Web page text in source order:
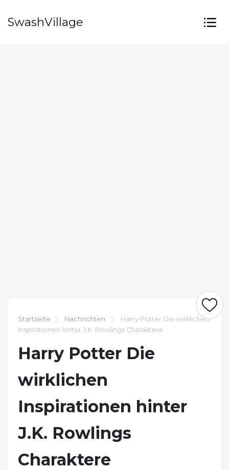
SwashVillage
Startseite Nachrichten
Harry Potter Die wirklichen
Inspirationen hinter J.K. Rowlings Charaktere
Harry Potter Die
wirklichen
Inspirationen hinter
J.K. Rowlings
Charaktere